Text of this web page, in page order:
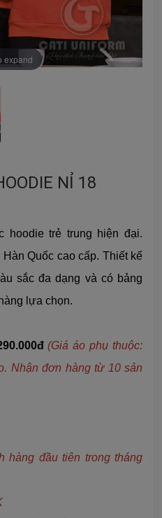
expand
NỈ 18
hoodie trẻ trung hiện đại.
Quốc cao cấp. Thiết kế
sắc đa dạng và có bảng
lựa chọn.
(Giá áo phụ thuộc:
Nhận đơn hàng từ 10 sản
hàng đầu tiên trong tháng